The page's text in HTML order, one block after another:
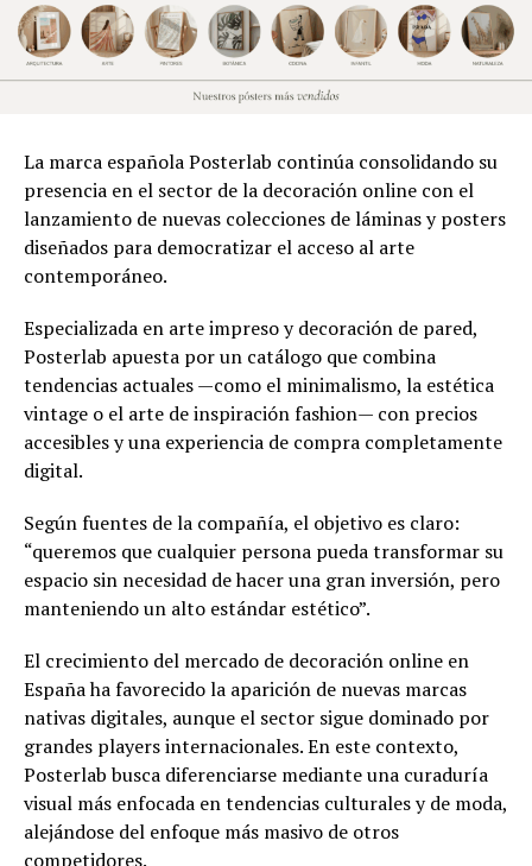
La marca española Posterlab continúa consolidando su
presencia en el sector de la decoración online con el
lanzamiento de nuevas colecciones de láminas y posters
diseñados para democratizar el acceso al arte
contemporáneo.
Especializada en arte impreso y decoración de pared,
Posterlab apuesta por un catálogo que combina
tendencias actuales —como el minimalismo, la estética
vintage o el arte de inspiración fashion— con precios
accesibles y una experiencia de compra completamente
digital.
Según fuentes de la compañía, el objetivo es claro:
“queremos que cualquier persona pueda transformar su
espacio sin necesidad de hacer una gran inversión, pero
manteniendo un alto estándar estético”.
El crecimiento del mercado de decoración online en
España ha favorecido la aparición de nuevas marcas
nativas digitales, aunque el sector sigue dominado por
grandes players internacionales. En este contexto,
Posterlab busca diferenciarse mediante una curaduría
visual más enfocada en tendencias culturales y de moda,
alejándose del enfoque más masivo de otros
competidores.